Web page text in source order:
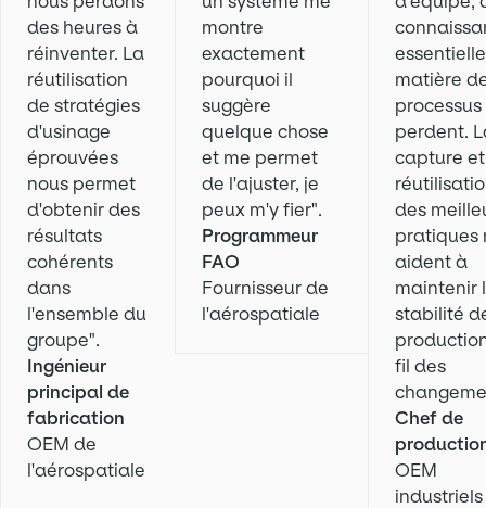
des heures à
réinventer. La
réutilisation
de stratégies
d'usinage
éprouvées
nous permet
d'obtenir des
résultats
cohérents
dans
l'ensemble du
groupe".
Ingénieur
principal de
fabrication
OEM de
l'aérospatiale
montre
exactement
pourquoi il
suggère
quelque chose
et me permet
de l'ajuster, je
peux m'y fier".
Programmeur
FAO
Fournisseur de
l'aérospatiale
matière
processus
perdent.
capture
des
pratiques
aident à
maintenir
stabilité
fil des
Chef de
OEM
industriels